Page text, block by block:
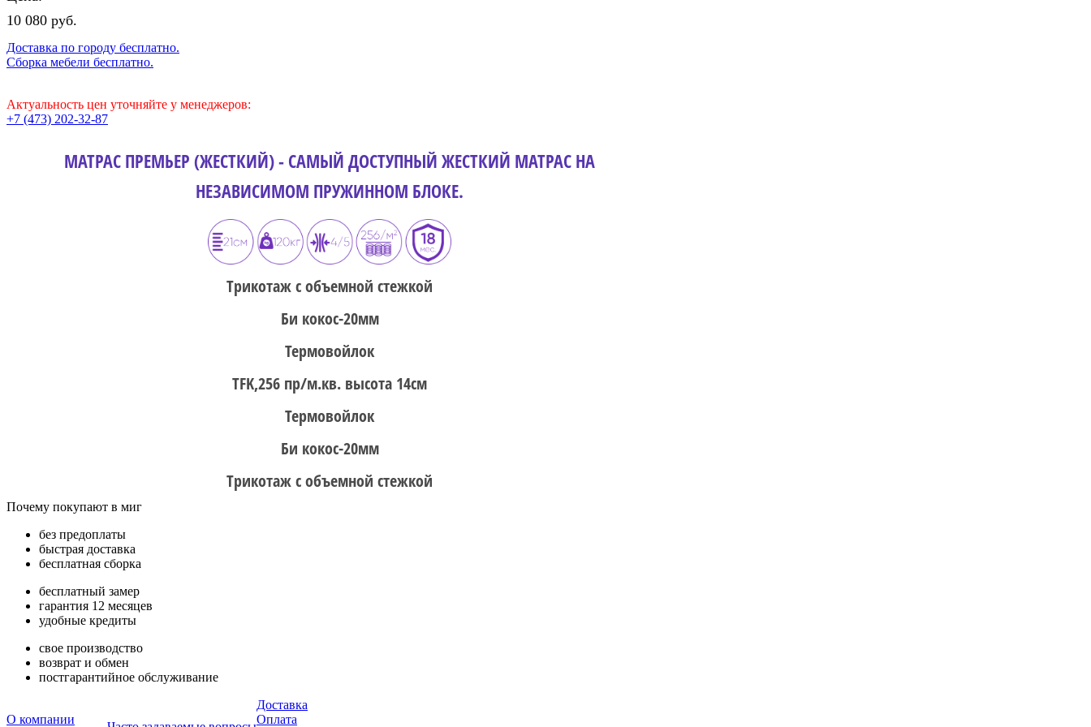
10 080 руб.
Доставка по городу бесплатно.
Сборка мебели бесплатно.
Актуальность цен уточняйте у менеджеров:
+7 (473) 202-32-87
МАТРАС ПРЕМЬЕР (ЖЕСТКИЙ) - САМЫЙ ДОСТУПНЫЙ ЖЕСТКИЙ МАТРАС НА
НЕЗАВИСИМОМ ПРУЖИННОМ БЛОКЕ.
Трикотаж с объемной стежкой
Би кокос-20мм
Термовойлок
TFK,256 пр/м.кв. высота 14см
Термовойлок
Би кокос-20мм
Трикотаж с объемной стежкой
Почему покупают в миг
без предоплаты
быстрая доставка
бесплатная сборка
бесплатный замер
гарантия 12 месяцев
удобные кредиты
свое производство
возврат и обмен
постгарантийное обслуживание
О компании
Доставка
Оплата